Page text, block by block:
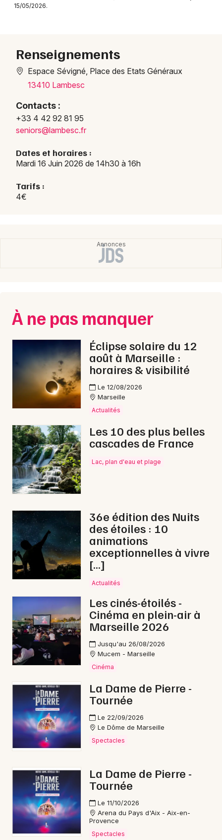
Magazine à Marseille
13 - Bouches du Rhône
Je m'abonne
15/05/2026.
Renseignements
Espace Sévigné, Place des Etats Généraux
13410 Lambesc
Contacts :
+33 4 42 92 81 95
seniors@lambesc.fr
Dates et horaires :
Mardi 16 Juin 2026 de 14h30 à 16h
Tarifs :
4€
À ne pas manquer
Éclipse solaire du 12
août à Marseille :
horaires & visibilité
Le 12/08/2026
Marseille
Actualités
Les 10 des plus belles
cascades de France
Lac, plan d'eau et plage
36e édition des Nuits
des étoiles : 10
animations
exceptionnelles à vivre
[…]
Actualités
Les cinés-étoilés -
Cinéma en plein-air à
Marseille 2026
Jusqu'au 26/08/2026
Mucem - Marseille
Cinéma
La Dame de Pierre -
Tournée
Le 22/09/2026
Le Dôme de Marseille
Spectacles
La Dame de Pierre -
Tournée
Le 11/10/2026
Arena du Pays d'Aix - Aix-en-
Provence
Spectacles